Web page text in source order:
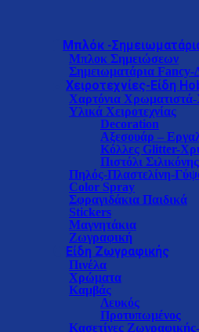
Μπλόκ -
Μπλοκ Σημειώσεων
Σημειωματάρια
Χειροτεχνίες-Είδη
Χαρτόνια Χρωματιστά-
Υλικά Χειροτεχνίας
Decoration
Αξεσουάρ –
Κόλλες Glitter-
Πιστόλι Σιλικόνης
Πηλός-Πλαστελίνη-
Color Spray
Σφραγιδάκια Παιδικά
Stickers
Μαγνητάκια
Ζωγραφική
Είδη Ζωγραφικής
Πινέλα
Χρώματα
Καμβάς
Λευκός
Προτυπωμένος
Κασετίνες